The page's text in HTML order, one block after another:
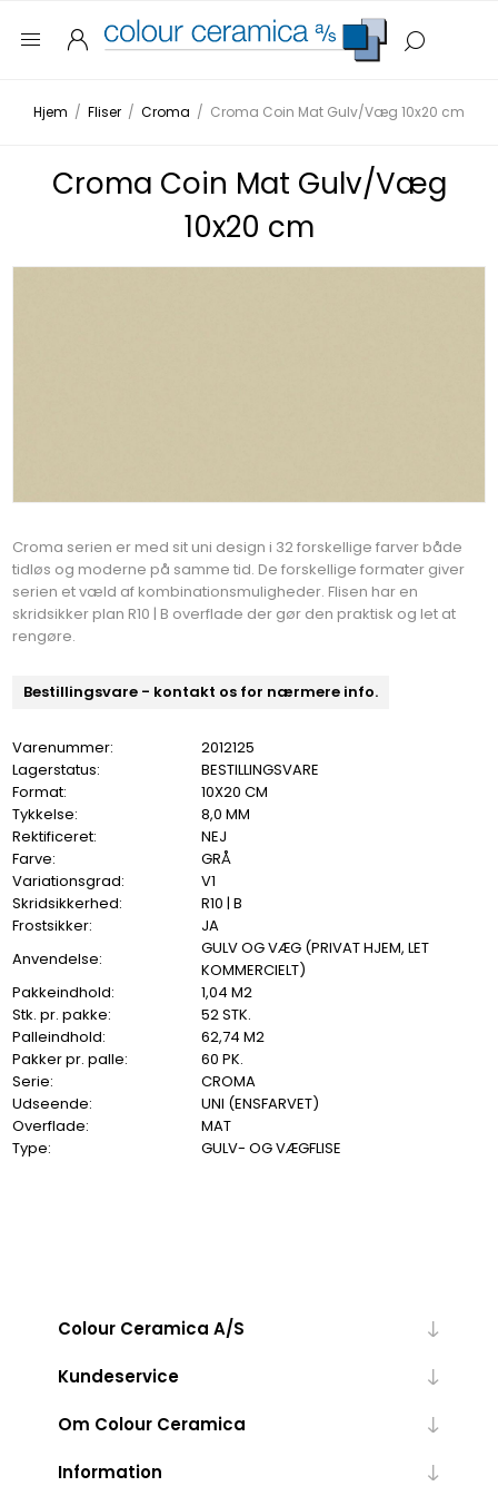
Hjem / Fliser / Croma / Croma Coin Mat Gulv/Væg 10x20 cm
Croma Coin Mat Gulv/Væg
10x20 cm
Croma serien er med sit uni design i 32 forskellige farver både
tidløs og moderne på samme tid. De forskellige formater giver
serien et væld af kombinationsmuligheder. Flisen har en
skridsikker plan R10 | B overflade der gør den praktisk og let at
rengøre.
Bestillingsvare - kontakt os for nærmere info.
Varenummer:
2012125
Lagerstatus:
BESTILLINGSVARE
Format:
10X20 CM
Tykkelse:
8,0 MM
Rektificeret:
NEJ
Farve:
GRÅ
Variationsgrad:
V1
Skridsikkerhed:
R10 | B
Frostsikker:
JA
Anvendelse:
GULV OG VÆG (PRIVAT HJEM, LET
KOMMERCIELT)
Pakkeindhold:
1,04 M2
Stk. pr. pakke:
52 STK.
Palleindhold:
62,74 M2
Pakker pr. palle:
60 PK.
Serie:
CROMA
Udseende:
UNI (ENSFARVET)
Overflade:
MAT
Type:
GULV- OG VÆGFLISE
Colour Ceramica A/S
Kundeservice
Om Colour Ceramica
Information